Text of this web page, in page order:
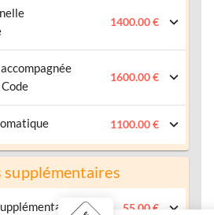
1400.00 €
1600.00 €
1100.00 €
supplémentaires
55.00 €